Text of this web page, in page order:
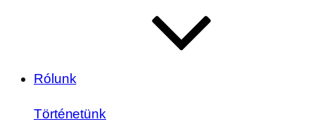
Rólunk
Történetünk